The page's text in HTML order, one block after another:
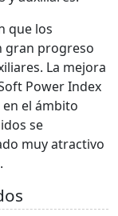
que los
gran progreso
La mejora
Power Index
el ámbito
se
muy atractivo